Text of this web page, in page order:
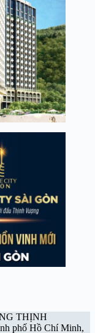
THỊNH
phố Hồ Chí Minh,